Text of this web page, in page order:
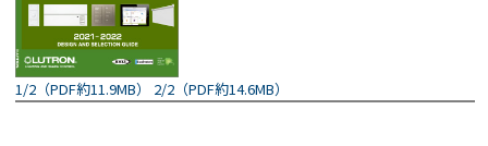
1/2（PDF約11.9MB） 2/2（PDF約14.6MB）